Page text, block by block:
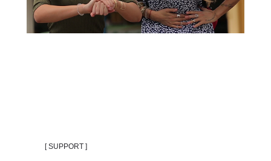
[ SUPPORT ]